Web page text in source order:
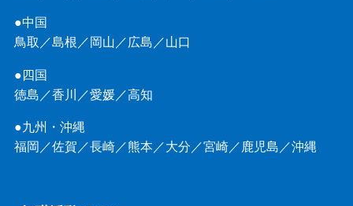
●中国
鳥取 ／島根 ／ 岡山 ／ 広島 ／山口
●四国
徳島 ／香川 ／愛媛／高知
●九州・沖縄
福岡 ／佐賀 ／長崎／熊本／大分 ／宮崎／ 鹿児島 ／沖縄